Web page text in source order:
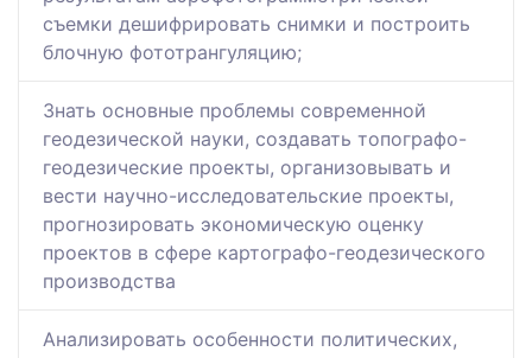
съемки дешифрировать снимки и построить
блочную фототрангуляцию;
Знать основные проблемы современной
геодезической науки, создавать топографо-
геодезические проекты, организовывать и
вести научно-исследовательские проекты,
прогнозировать экономическую оценку
проектов в сфере картографо-геодезического
производства
Анализировать особенности политических,